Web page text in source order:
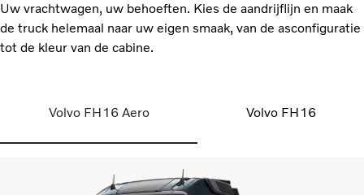
Uw vrachtwagen, uw behoeften. Kies de aandrijflijn en maak
de truck helemaal naar uw eigen smaak, van de asconfiguratie
tot de kleur van de cabine.
Volvo FH16 Aero Volvo FH16